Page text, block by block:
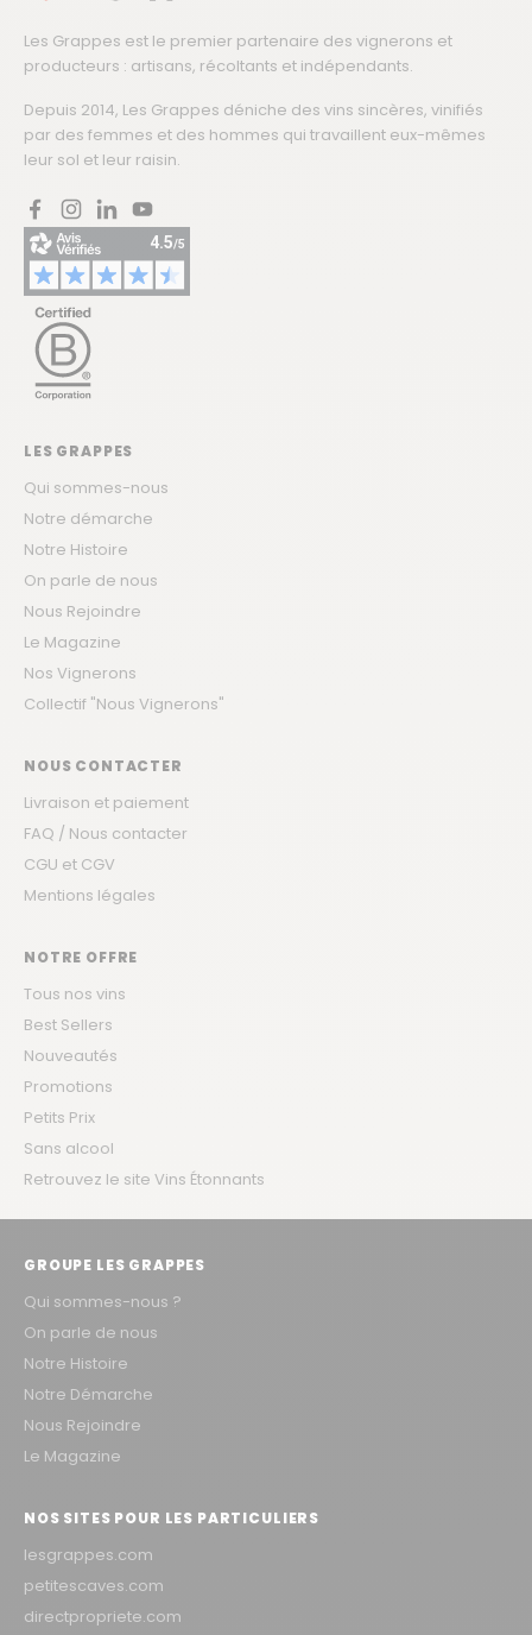
Les Grappes est le premier partenaire des vignerons et
producteurs : artisans, récoltants et indépendants.
Depuis 2014, Les Grappes déniche des vins sincères, vinifiés
par des femmes et des hommes qui travaillent eux-mêmes
leur sol et leur raisin.
FacebookInstagram
LinkedInYouTube
LES GRAPPES
Qui sommes-nous
Notre démarche
Notre Histoire
On parle de nous
Nous Rejoindre
Le Magazine
Nos Vignerons
Collectif "Nous Vignerons"
NOUS CONTACTER
Livraison et paiement
FAQ / Nous contacter
CGU et CGV
Mentions légales
NOTRE OFFRE
Tous nos vins
Best Sellers
Nouveautés
Promotions
Petits Prix
Sans alcool
Retrouvez le site Vins Étonnants
GROUPE LES GRAPPES
Qui sommes-nous ?
On parle de nous
Notre Histoire
Notre Démarche
Nous Rejoindre
Le Magazine
NOS SITES POUR LES PARTICULIERS
lesgrappes.com
petitescaves.com
directpropriete.com